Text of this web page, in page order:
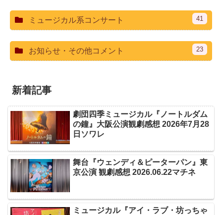
ミュージカル系コンサート 41
お知らせ・その他コメント 23
新着記事
劇団四季ミュージカル『ノートルダム
の鐘』大阪公演観劇感想 2026年7月28
日ソワレ
舞台『ウェンディ＆ピーターパン』東
京公演 観劇感想 2026.06.22マチネ
ミュージカル『アイ・ラブ・坊っちゃ